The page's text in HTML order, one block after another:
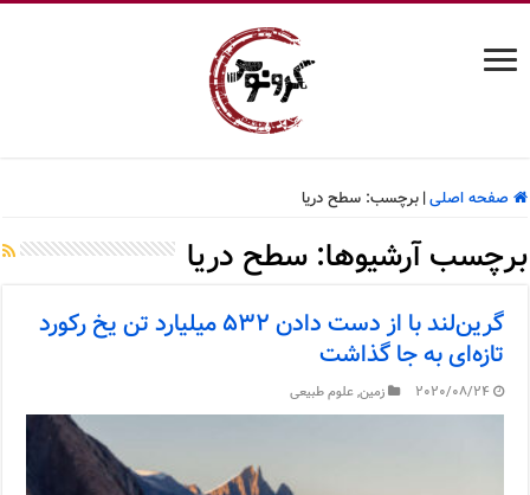
صفحه اصلی| برچسب:سطح دریا
برچسب آرشیوها:سطح دریا
گرین‌لند با از دست دادن ۵۳۲ میلیارد تن یخ رکورد
تازه‌ای به جا گذاشت
2020/08/24 زمین,علوم طبیعی